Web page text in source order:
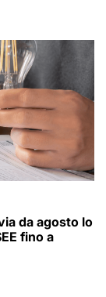
da agosto lo
fino a